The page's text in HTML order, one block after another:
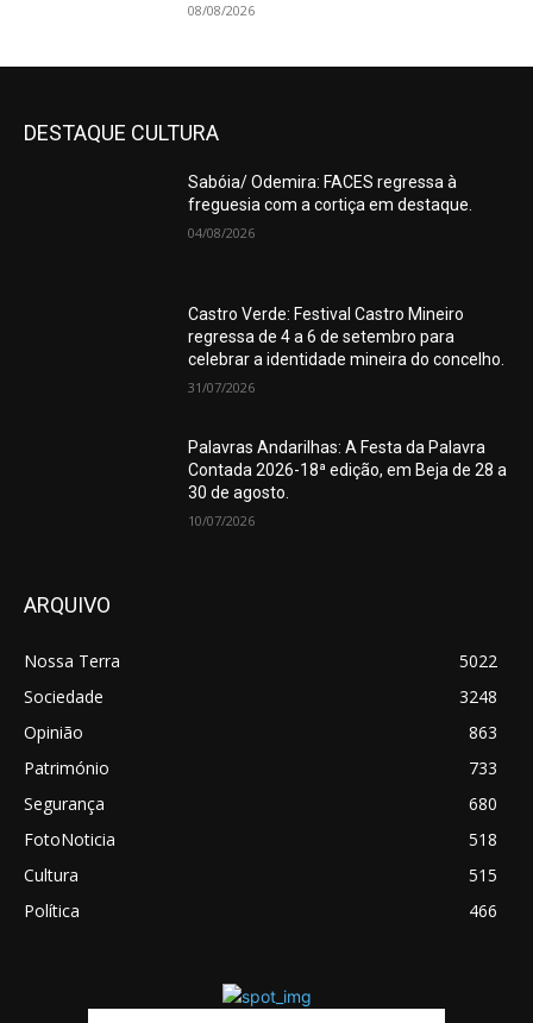
08/08/2026
DESTAQUE CULTURA
Sabóia/ Odemira: FACES regressa à
freguesia com a cortiça em destaque.
04/08/2026
Castro Verde: Festival Castro Mineiro
regressa de 4 a 6 de setembro para
celebrar a identidade mineira do concelho.
31/07/2026
Palavras Andarilhas: A Festa da Palavra
Contada 2026-18ª edição, em Beja de 28 a
30 de agosto.
10/07/2026
ARQUIVO
Nossa Terra
5022
Sociedade
3248
Opinião
863
Património
733
Segurança
680
FotoNoticia
518
Cultura
515
Política
466